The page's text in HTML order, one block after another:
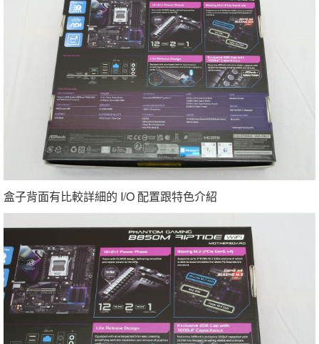
盒子背面有比較詳細的 I/O 配置跟特色介紹